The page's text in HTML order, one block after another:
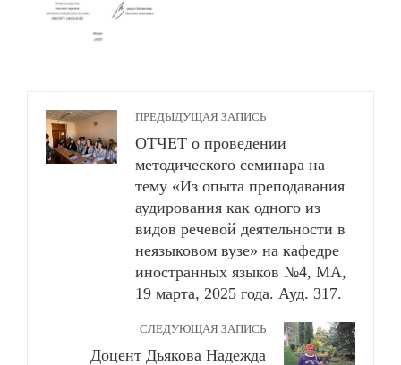
ПРЕДЫДУЩАЯ ЗАПИСЬ
ОТЧЕТ о проведении
методического семинара на
тему «Из опыта преподавания
аудирования как одного из
видов речевой деятельности в
неязыковом вузе» на кафедре
иностранных языков №4, МА,
19 марта, 2025 года. Ауд. 317.
СЛЕДУЮЩАЯ ЗАПИСЬ
Доцент Дьякова Надежда